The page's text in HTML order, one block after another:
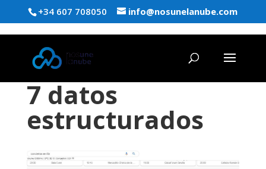
+34 607 708050 info@nosunelanube.com
7 datos
estructurados